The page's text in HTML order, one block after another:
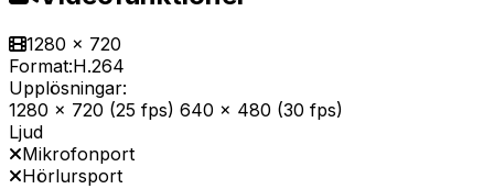
1280 x 720
Format:H.264
Upplösningar:
1280 x 720 (25 fps) 640 x 480 (30 fps)
Ljud
Mikrofonport
Hörlursport